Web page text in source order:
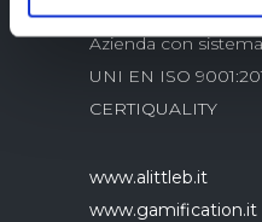
Azienda con
UNI EN ISO
CERTIQUALITY
www.alittleb.it
www.gamification.it